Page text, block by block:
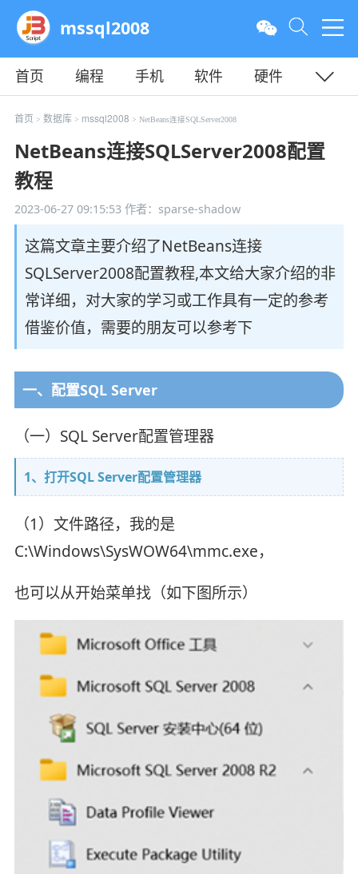
mssql2008
首页 编程 手机 软件
硬件
教程
平面 服务器
首页 > 数据库> mssql2008 > NetBeans连接SQLServer2008
NetBeans连接SQLServer2008配置
教程
2023-06-27 09:15:53作者：sparse-shadow
这篇文章主要介绍了NetBeans连接
SQLServer2008配置教程,本文给大家介绍的非
常详细，对大家的学习或工作具有一定的参考
借鉴价值，需要的朋友可以参考下
一、配置SQL Server
（一）SQL Server配置管理器
1、打开SQL Server配置管理器
（1）文件路径，我的是
C:\Windows\SysWOW64\mmc.exe，
也可以从开始菜单找（如下图所示）